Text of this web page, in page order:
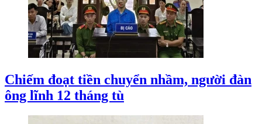
Chiếm đoạt tiền chuyển nhầm, người đàn
ông lĩnh 12 tháng tù